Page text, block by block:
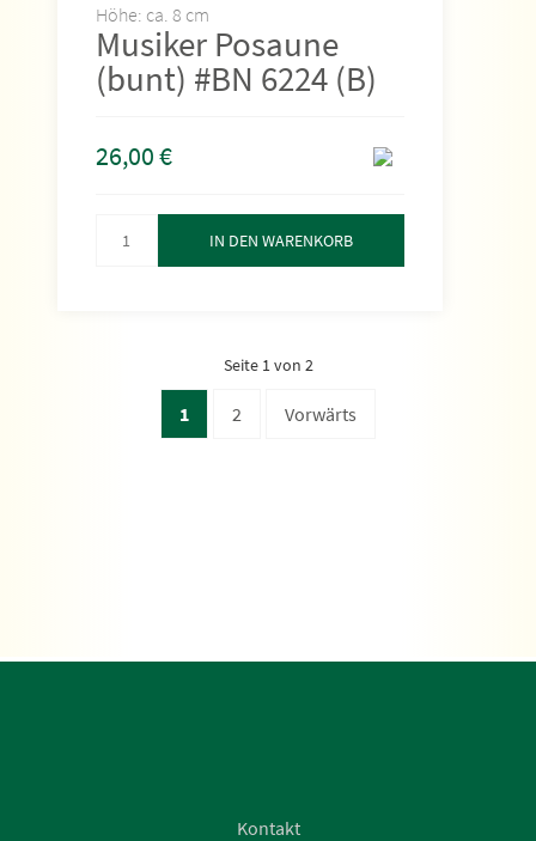
Höhe: ca. 8 cm
Musiker Posaune
(bunt) #BN 6224 (B)
26,00€
IN DEN WARENKORB
Seite 1 von 2
1 2 Vorwärts
Kontakt